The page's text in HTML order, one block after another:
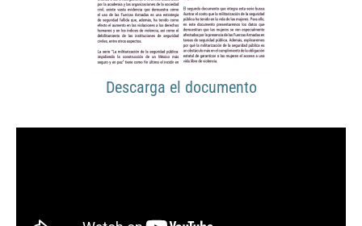
Descarga el documento